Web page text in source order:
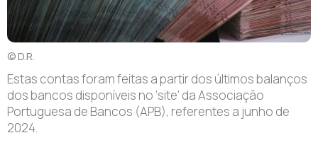
© D.R.
Estas contas foram feitas a partir dos últimos balanços
dos bancos disponíveis no ‘site’ da Associação
Portuguesa de Bancos (APB), referentes a junho de
2024.